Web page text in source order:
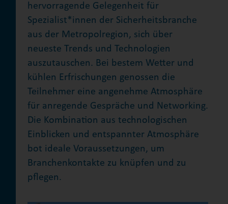
hervorragende Gelegenheit für
Spezialist*innen der Sicherheitsbranche
aus der Metropolregion, sich über
neueste Trends und Technologien
auszutauschen. Bei bestem Wetter und
kühlen Erfrischungen genossen die
Teilnehmer eine angenehme Atmosphäre
für anregende Gespräche und Networking.
Die Kombination aus technologischen
Einblicken und entspannter Atmosphäre
bot ideale Voraussetzungen, um
Branchenkontakte zu knüpfen und zu
pflegen.